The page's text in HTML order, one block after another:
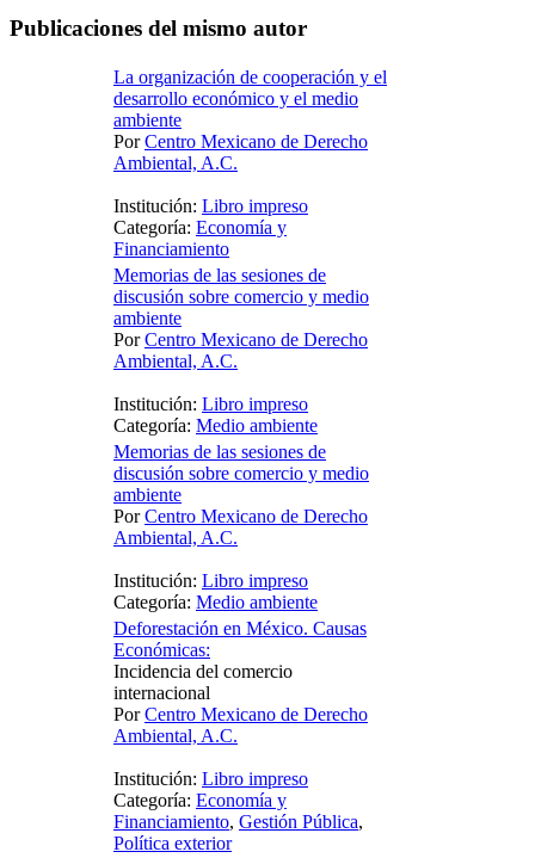
Publicaciones del mismo autor
La organización de cooperación y el
desarrollo económico y el medio
ambiente
PorCentro Mexicano de Derecho
Ambiental, A.C.
Institución: Libro impreso
Categoría: Economía y
Financiamiento
Memorias de las sesiones de
discusión sobre comercio y medio
ambiente
PorCentro Mexicano de Derecho
Ambiental, A.C.
Institución: Libro impreso
Categoría: Medio ambiente
Memorias de las sesiones de
discusión sobre comercio y medio
ambiente
PorCentro Mexicano de Derecho
Ambiental, A.C.
Institución: Libro impreso
Categoría: Medio ambiente
Deforestación en México. Causas
Económicas:
Incidencia del comercio
internacional
PorCentro Mexicano de Derecho
Ambiental, A.C.
Institución: Libro impreso
Categoría: Economía y
Financiamiento, Gestión Pública,
Política exterior